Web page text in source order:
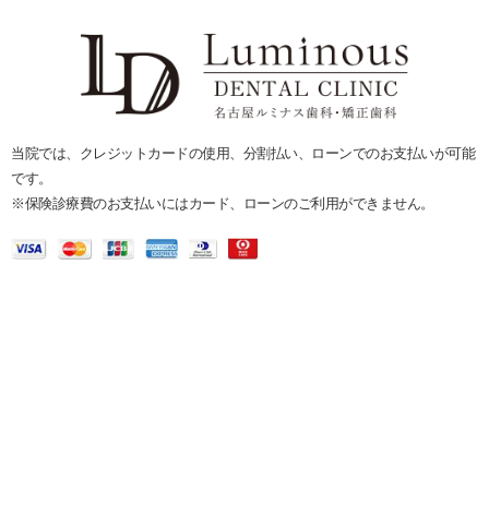
当院では、クレジットカードの使用、分割払い、ローンでのお支払いが可能
です。
※保険診療費のお支払いにはカード、ローンのご利用ができません。